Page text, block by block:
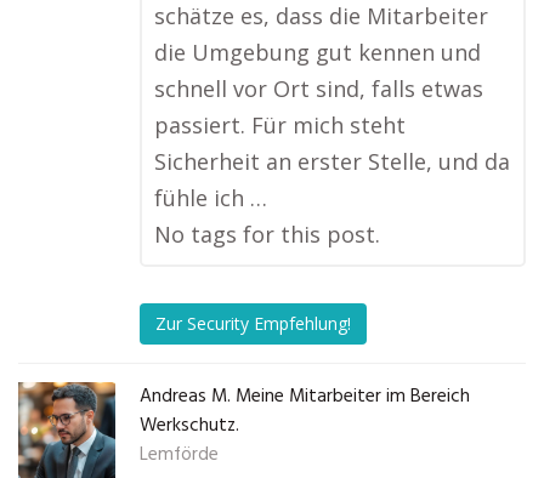
schätze es, dass die Mitarbeiter
die Umgebung gut kennen und
schnell vor Ort sind, falls etwas
passiert. Für mich steht
Sicherheit an erster Stelle, und da
fühle ich …
No tags for this post.
Zur Security Empfehlung!
Andreas M. Meine Mitarbeiter im Bereich
Werkschutz.
Lemförde